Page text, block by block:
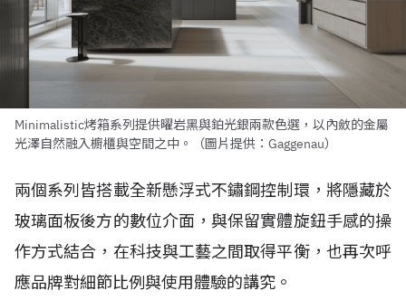
Minimalistic烤箱系列提供曜岩黑與鉑光銀兩款色選，以內斂的金屬
光澤自然融入櫥櫃與空間之中。（圖片提供：Gaggenau）
兩個系列皆搭載全新懸浮式不鏽鋼控制環，將隱藏於
玻璃面板後方的數位介面，與保留實體旋鈕手感的操
作方式結合，在科技與工藝之間取得平衡，也再次呼
應品牌對細節比例與使用體驗的講究。